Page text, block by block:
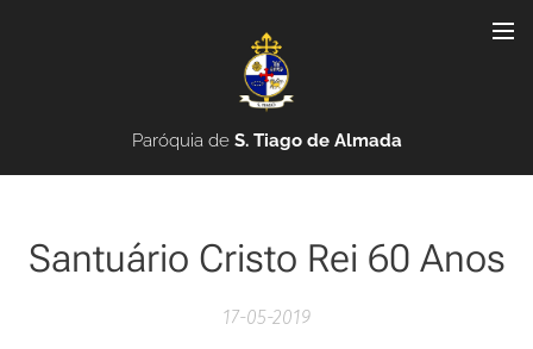
Paróquia de S. Tiago de Almada
Santuário Cristo Rei 60 Anos
17-05-2019